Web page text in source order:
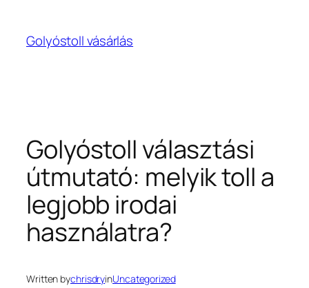
tartalomhoz
Golyóstoll vásárlás
Golyóstoll választási
útmutató: melyik toll a
legjobb irodai
használatra?
Written bychrisdryinUncategorized